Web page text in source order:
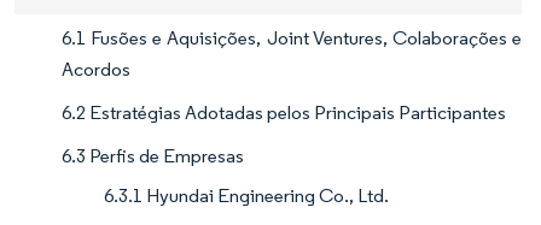
6.1 Fusões e Aquisições, Joint Ventures, Colaborações e
Acordos
6.2 Estratégias Adotadas pelos Principais Participantes
6.3 Perfis de Empresas
6.3.1 Hyundai Engineering Co., Ltd.